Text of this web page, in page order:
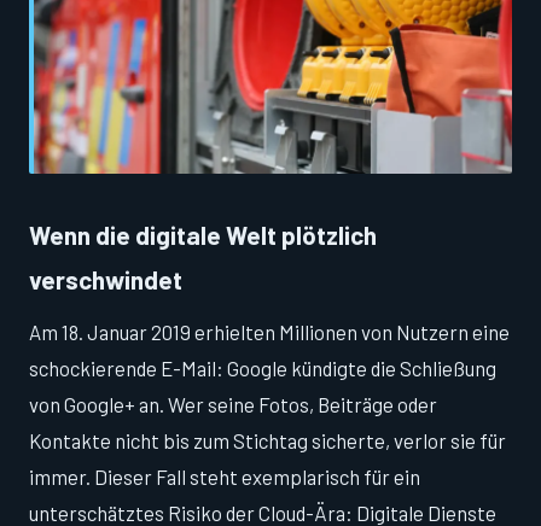
Wenn die digitale Welt plötzlich
verschwindet
Am 18. Januar 2019 erhielten Millionen von Nutzern eine
schockierende E-Mail: Google kündigte die Schließung
von Google+ an. Wer seine Fotos, Beiträge oder
Kontakte nicht bis zum Stichtag sicherte, verlor sie für
immer. Dieser Fall steht exemplarisch für ein
unterschätztes Risiko der Cloud-Ära: Digitale Dienste